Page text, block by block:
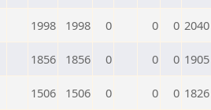
1998 1998 0 0 0 2040
1856 1856 0 0 0 1905
1506 1506 0 0 0 1826